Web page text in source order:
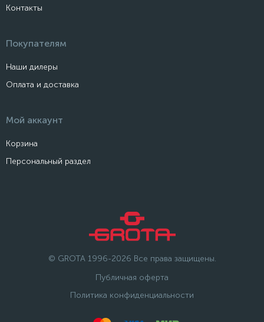
Контакты
Покупателям
Наши дилеры
Оплата и доставка
Мой аккаунт
Корзина
Персональный раздел
© GROTA 1996-2026 Все права защищены.
Публичная оферта
Политика конфиденциальности